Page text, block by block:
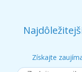
Získajte